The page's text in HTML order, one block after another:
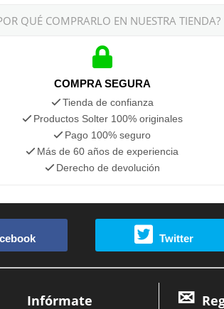
QUÉ COMPRARLO EN NUESTRA TIENDA?
COMPRA SEGURA
Tienda de confianza
Productos Solter 100% originales
Pago 100% seguro
Más de 60 años de experiencia
Derecho de devolución
Twitter
Infórmate